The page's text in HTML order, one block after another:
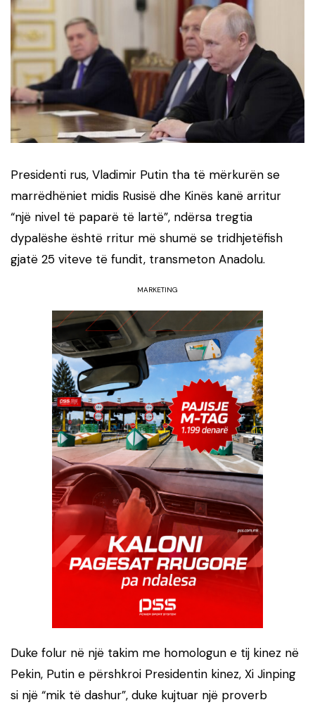
Presidenti rus, Vladimir Putin tha të mërkurën se
marrëdhëniet midis Rusisë dhe Kinës kanë arritur
“një nivel të paparë të lartë”, ndërsa tregtia
dypalëshe është rritur më shumë se tridhjetëfish
gjatë 25 viteve të fundit, transmeton Anadolu.
MARKETING
Duke folur në një takim me homologun e tij kinez në
Pekin, Putin e përshkroi Presidentin kinez, Xi Jinping
si një “mik të dashur”, duke kujtuar një proverb